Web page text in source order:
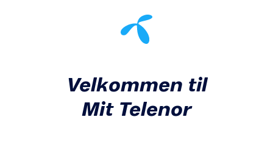
Velkommen til
Mit Telenor